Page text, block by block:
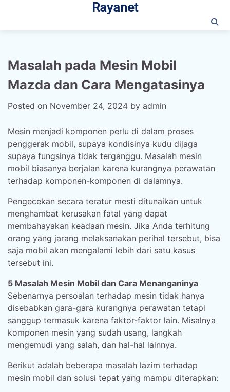
content
Rayanet
Masalah pada Mesin Mobil
Mazda dan Cara Mengatasinya
Posted on November 24, 2024 by admin
Mesin menjadi komponen perlu di dalam proses
penggerak mobil, supaya kondisinya kudu dijaga
supaya fungsinya tidak terganggu. Masalah mesin
mobil biasanya berjalan karena kurangnya perawatan
terhadap komponen-komponen di dalamnya.
Pengecekan secara teratur mesti ditunaikan untuk
menghambat kerusakan fatal yang dapat
membahayakan keadaan mesin. Jika Anda terhitung
orang yang jarang melaksanakan perihal tersebut, bisa
saja mobil akan mengalami lebih dari satu kasus
tersebut ini.
5 Masalah Mesin Mobil dan Cara Menanganinya
Sebenarnya persoalan terhadap mesin tidak hanya
disebabkan gara-gara kurangnya perawatan tetapi
sanggup termasuk karena faktor-faktor lain. Misalnya
komponen mesin yang sudah usang, langkah
mengemudi yang salah, dan hal-hal lainnya.
Berikut adalah beberapa masalah lazim terhadap
mesin mobil dan solusi tepat yang mampu diterapkan: